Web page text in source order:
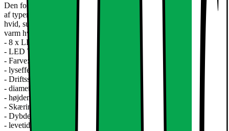
Den forsænkede lys LED med 6W er en ultra-tynd loftsplade lamper
af typen SMD 2835. Den eksisterende aluminium Armaturet har en
hvid, subtil montering. Perfekt til en stilfuld accent dit hjem ved
varm hvid glødende lyse pletter.
- 8 x LED panel omkring 6W
- LED Type: SMD 2835
- Farve: varm hvid 3000K
- lyseffekt: omkring 312 lumen og 35W halogen
- Driftsspænding: 220 - 240 volt AC
- diameter af lampen 120 mm
- højden af ??lampen: ca 20mm
- Skæring: mm ca. 105
- Dybde: 20 mm
- levetid: op til 10.000 h